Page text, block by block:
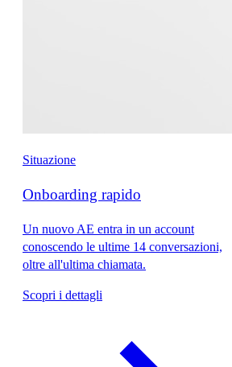
Situazione
Onboarding rapido
Un nuovo AE entra in un account
conoscendo le ultime 14 conversazioni,
oltre all'ultima chiamata.
Scopri i dettagli